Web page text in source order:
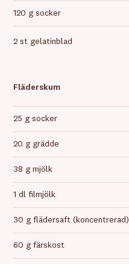
120 g socker
2 st gelatinblad
Fläderskum
25 g socker
20 g grädde
38 g mjölk
1 dl filmjölk
30 g flädersaft (koncentrerad)
60 g färskost